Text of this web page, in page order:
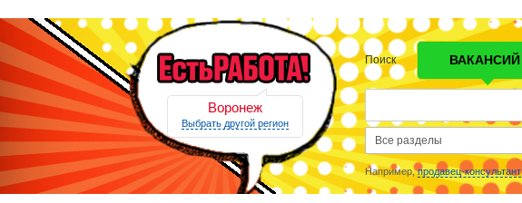
Воронеж
Выбрать другой регион
Поиск ВАКАНСИЙ
Например,продавец-консультант